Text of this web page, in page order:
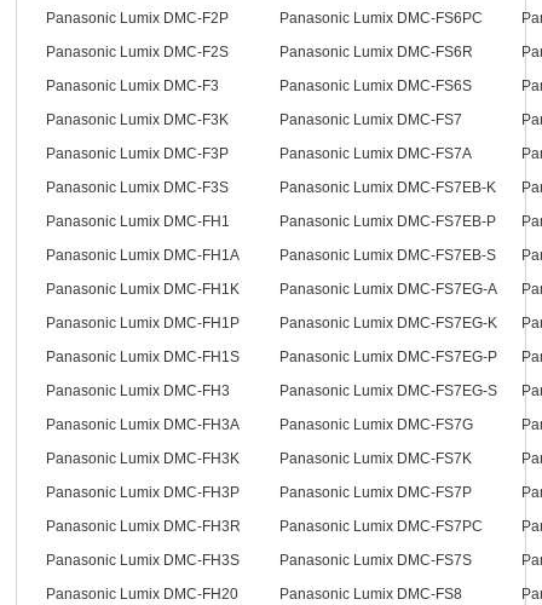
Panasonic Lumix DMC-F2P
Panasonic Lumix DMC-FS6PC
Panasonic Lumix DMC-F2S
Panasonic Lumix DMC-FS6R
Panasonic Lumix DMC-F3
Panasonic Lumix DMC-FS6S
Panasonic Lumix DMC-F3K
Panasonic Lumix DMC-FS7
Panasonic Lumix DMC-F3P
Panasonic Lumix DMC-FS7A
Panasonic Lumix DMC-F3S
Panasonic Lumix DMC-FS7EB-K
Panasonic Lumix DMC-FH1
Panasonic Lumix DMC-FS7EB-P
Panasonic Lumix DMC-FH1A
Panasonic Lumix DMC-FS7EB-S
Panasonic Lumix DMC-FH1K
Panasonic Lumix DMC-FS7EG-A
Panasonic Lumix DMC-FH1P
Panasonic Lumix DMC-FS7EG-K
Panasonic Lumix DMC-FH1S
Panasonic Lumix DMC-FS7EG-P
Panasonic Lumix DMC-FH3
Panasonic Lumix DMC-FS7EG-S
Panasonic Lumix DMC-FH3A
Panasonic Lumix DMC-FS7G
Panasonic Lumix DMC-FH3K
Panasonic Lumix DMC-FS7K
Panasonic Lumix DMC-FH3P
Panasonic Lumix DMC-FS7P
Panasonic Lumix DMC-FH3R
Panasonic Lumix DMC-FS7PC
Panasonic Lumix DMC-FH3S
Panasonic Lumix DMC-FS7S
Panasonic Lumix DMC-FH20
Panasonic Lumix DMC-FS8